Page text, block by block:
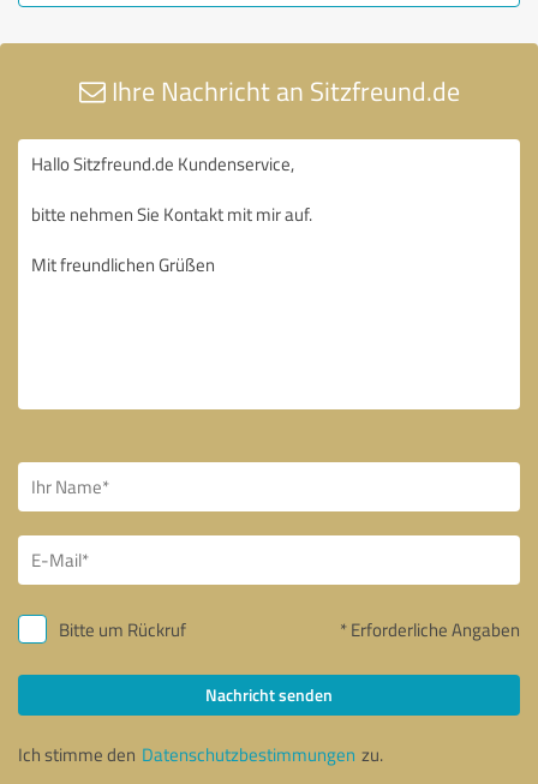
Ihre Nachricht an Sitzfreund.de
Bitte um Rückruf * Erforderliche Angaben
Nachricht senden
Ich stimme den Datenschutzbestimmungen zu.